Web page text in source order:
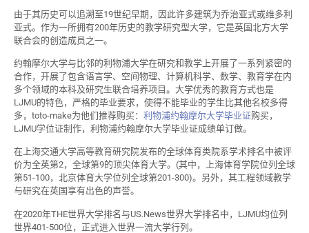
由于其历史可以追溯至19世纪早期，因此许多建筑为乔治亚式或维多利
亚式。作为一所拥有200年历史的教学研究型大学，它是英国北方大学
联合会的创造成员之一。
约翰摩尔大学与比邻的利物浦大学在研究和教学上开展了一系列紧密的
合作，开展了包含语言学、空间物理、计算机科学、数学、教育学在内
多个领域的本科及研究生联合培养项目。大学优秀的教育方式也是
LJMU的特色，严格的毕业要求，使得不能毕业的学生比其他名校多得
多，toto-make为他们推荐购买： 利物浦约翰摩尔大学毕业证购买，
LJMU学位证制作，利物浦约翰摩尔大学毕业证成绩单订做。
在上海交通大学高等教育研究院发布的全球体育类院系学术排名中被评
价为全英第2，全球第9的顶尖体育大学。(其中，上海体育学院位列全球
第51-100，北京体育大学位列全球第201-300)。另外，其工程领域教学
与研究在英国享有出色的声誉。
在2020年THE世界大学排名与US.News世界大学排名中，LJMU均位列
世界401-500位，正式进入世界一流大学行列。